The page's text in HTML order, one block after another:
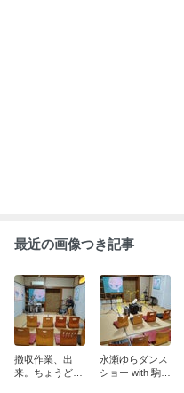
最近の画像つき記事
撤収作業、出
来。ちょうど時
永瀬ゆらダンス
ショー with 駒沢